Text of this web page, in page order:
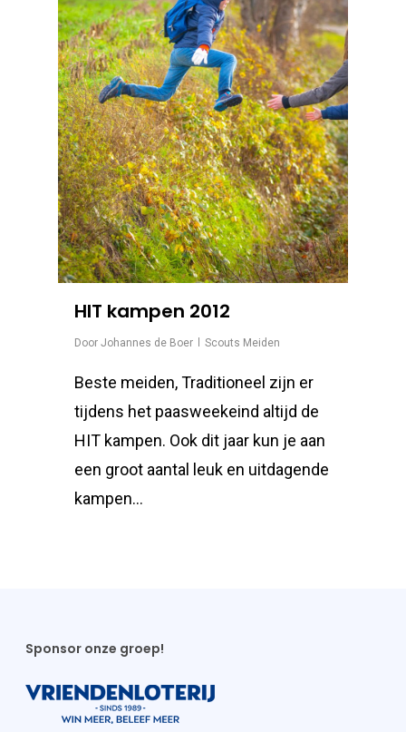
HIT kampen 2012
Door Johannes de Boer Scouts Meiden
Beste meiden, Traditioneel zijn er
tijdens het paasweekeind altijd de
HIT kampen. Ook dit jaar kun je aan
een groot aantal leuk en uitdagende
kampen…
Sponsor onze groep!